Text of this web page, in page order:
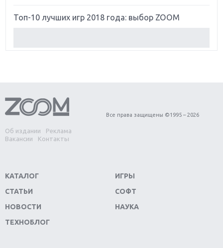
Топ-10 лучших игр 2018 года: выбор ZOOM
Обзор игры Forza Horizon 4: вершина эволюции
Две важных новинки для консолей: Spider-Man и
Divinity Original Sin 2
Switch
Обзор игры The Crew 2: покорение Америки
Важнейшие анонсы E3 2018
Об издании
Реклама
Вакансии
Контакты
Все права защищены ©1995 – 2026
КАТАЛОГ
СТАТЬИ
НОВОСТИ
ТЕХНОБЛОГ
ИГРЫ
СОФТ
НАУКА